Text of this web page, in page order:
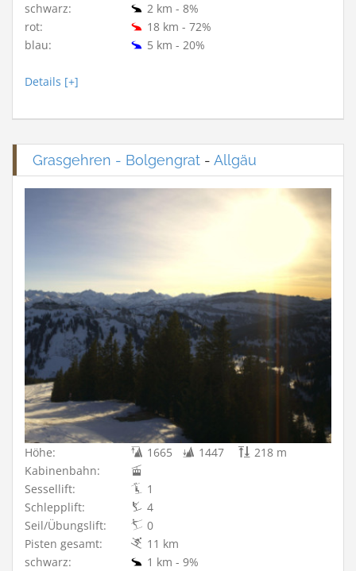
schwarz:
2 km - 8%
rot:
18 km - 72%
blau:
5 km - 20%
Details [+]
Grasgehren - Bolgengrat - Allgäu
Höhe: 1665 1447
218 m
Kabinenbahn:
Sessellift:
1
Schlepplift:
4
Seil/Übungslift:
0
Pisten gesamt:
11 km
schwarz:
1 km - 9%